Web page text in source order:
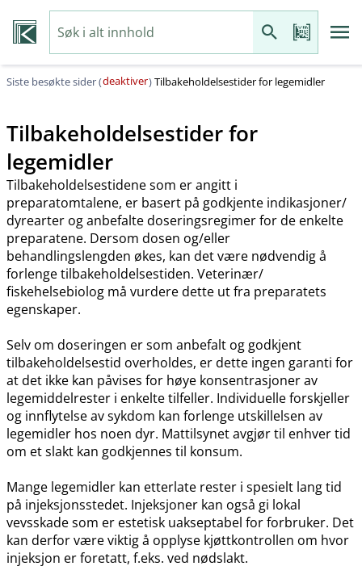
Siste besøkte sider (deaktiver)Tilbakeholdelsestider for legemidler
Tilbakeholdelsestider for
legemidler
Tilbakeholdelsestidene som er angitt i
preparatomtalene, er basert på godkjente indikasjoner​/​
dyrearter og anbefalte doseringsregimer for de enkelte
preparatene. Dersom dosen og​/​eller
behandlingslengden økes, kan det være nødvendig å
forlenge tilbakeholdelsestiden. Veterinær​/​
fiskehelsebiolog må vurdere dette ut fra preparatets
egenskaper.
Selv om doseringen er som anbefalt og godkjent
tilbakeholdelsestid overholdes, er dette ingen garanti for
at det ikke kan påvises for høye konsentrasjoner av
legemiddelrester i enkelte tilfeller. Individuelle forskjeller
og innflytelse av sykdom kan forlenge utskillelsen av
legemidler hos noen dyr. Mattilsynet avgjør til enhver tid
om et slakt kan godkjennes til konsum.
Mange legemidler kan etterlate rester i spesielt lang tid
på injeksjonsstedet. Injeksjoner kan også gi lokal
vevsskade som er estetisk uakseptabel for forbruker. Det
kan derfor være viktig å opplyse kjøttkontrollen om hvor
injeksjon er foretatt, f.eks. ved nødslakt.